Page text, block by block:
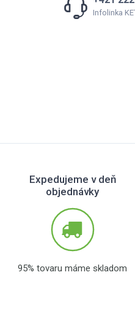
Infolinka
Expedujeme v deň
objednávky
95% tovaru máme skladom